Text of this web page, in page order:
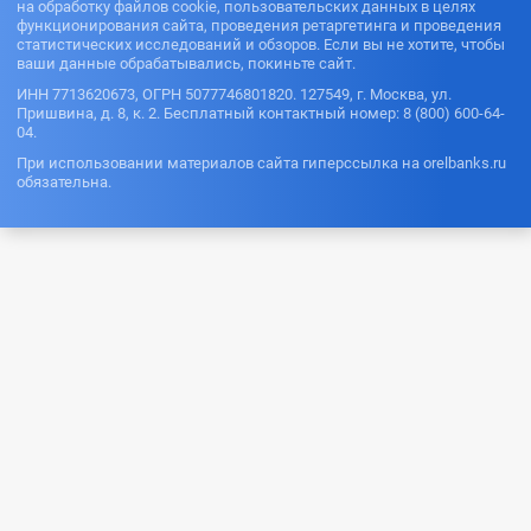
на обработку файлов cookie, пользовательских данных в целях
функционирования сайта, проведения ретаргетинга и проведения
статистических исследований и обзоров. Если вы не хотите, чтобы
ваши данные обрабатывались, покиньте сайт.
ИНН 7713620673, ОГРН 5077746801820. 127549, г. Москва, ул.
Пришвина, д. 8, к. 2. Бесплатный контактный номер: 8 (800) 600-64-
04.
При использовании материалов сайта гиперссылка на orelbanks.ru
обязательна.